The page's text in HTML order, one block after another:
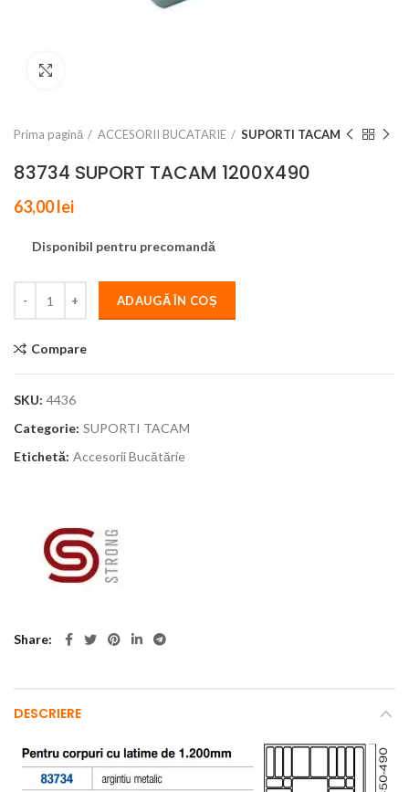
Prima pagină ACCESORII BUCATARIE SUPORTI TACAM
83734 SUPORT TACAM 1200X490
63,00lei
Disponibil pentru precomandă
ADAUGĂ ÎN COȘ
Compare
SKU: 4436
Categorie: SUPORTI TACAM
Etichetă: Accesorii Bucătărie
Share
DESCRIERE